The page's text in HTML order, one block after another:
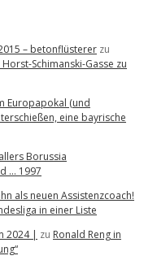
– betonflüsterer zu
Schimanski-Gasse zu
Europapokal (und
eine bayrische
Borussia
… 1997
als neuen Assistenzcoach!
in einer Liste
2024 | zu Ronald Reng in